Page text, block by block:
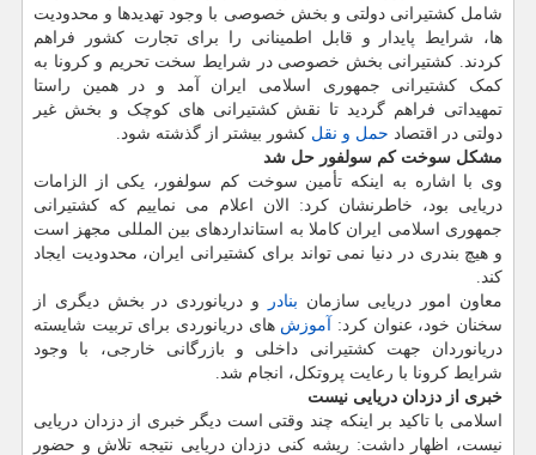
شامل کشتیرانی دولتی و بخش خصوصی با وجود تهدیدها و محدودیت
ها، شرایط پایدار و قابل اطمینانی را برای تجارت کشور فراهم
کردند. کشتیرانی بخش خصوصی در شرایط سخت تحریم و کرونا به
کمک کشتیرانی جمهوری اسلامی ایران آمد و در همین راستا
تمهیداتی فراهم گردید تا نقش کشتیرانی های کوچک و بخش غیر
دولتی در اقتصاد حمل و نقل کشور بیشتر از گذشته شود.
مشکل سوخت کم سولفور حل شد
وی با اشاره به اینکه تأمین سوخت کم سولفور، یکی از الزامات
دریایی بود، خاطرنشان کرد: الان اعلام می نماییم که کشتیرانی
جمهوری اسلامی ایران کاملا به استانداردهای بین المللی مجهز است
و هیچ بندری در دنیا نمی تواند برای کشتیرانی ایران، محدودیت ایجاد
کند.
معاون امور دریایی سازمان بنادر
و دریانوردی در بخش دیگری از
سخنان خود، عنوان کرد:
آموزش های دریانوردی برای تربیت شایسته
دریانوردان جهت کشتیرانی داخلی و بازرگانی خارجی، با وجود
شرایط کرونا با رعایت پروتکل، انجام شد.
خبری از دزدان دریایی نیست
اسلامی با تاکید بر اینکه چند وقتی است دیگر خبری از دزدان دریایی
نیست، اظهار داشت: ریشه کنی دزدان دریایی نتیجه تلاش و حضور